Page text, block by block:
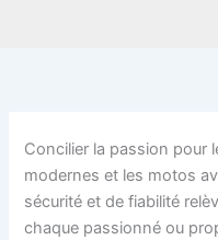
Concilier la passion pour
modernes et les motos
sécurité et de fiabilité
chaque passionné ou